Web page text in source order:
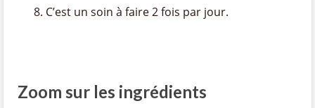
C’est un soin à faire 2 fois par jour.
Zoom sur les ingrédients